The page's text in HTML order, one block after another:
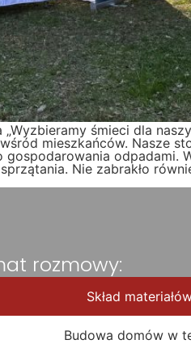
śmieci dla
mieszkańców. Nasze
odpadami.
Nie zabrakło
rozmowy:
Skład
Budowa domów w